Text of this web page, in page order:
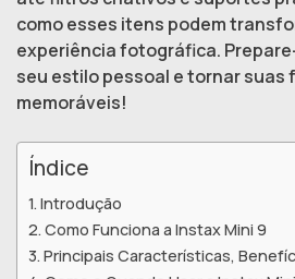
como esses itens podem
experiência fotográfica.
seu estilo pessoal e tornar suas
memoráveis!
Índice
Introdução
Como Funciona a Instax Mini 9
Principais Características,